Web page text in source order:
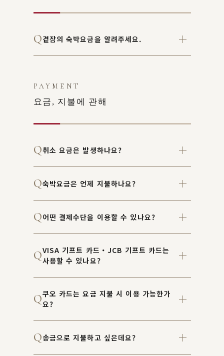
곁잠의 숙박요금을 알려주세요.
PAYMENT
요금, 지불에 관해
취소 요금은 발생하나요?
숙박요금은 언제 지불하나요?
어떤 결제수단을 이용할 수 있나요?
VISA 기프트 카드・JCB 기프트 카드는
사용할 수 있나요?
쿠오 카드는 요금 지불 시 이용 가능한가
요?
송금으로 지불하고 싶은데요?